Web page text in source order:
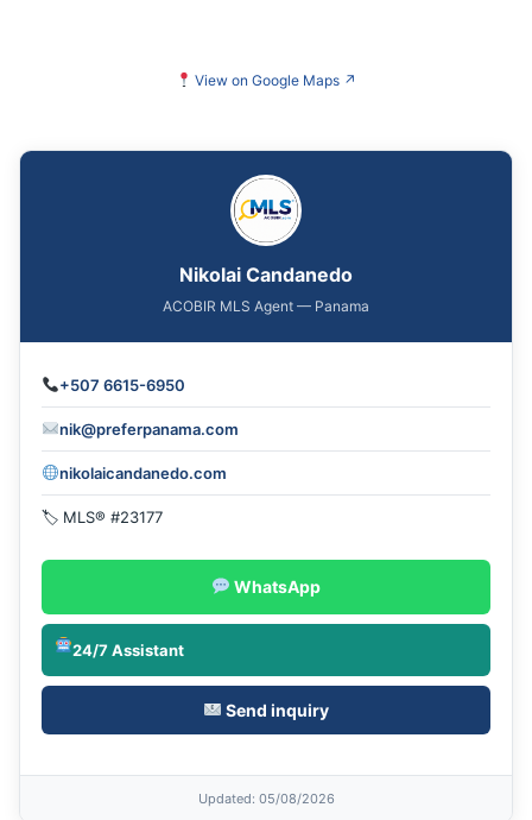
View on Google Maps ↗
Nikolai Candanedo
ACOBIR MLS Agent — Panama
+507 6615-6950
nik@preferpanama.com
nikolaicandanedo.com
🏷 MLS® #23177
WhatsApp
24/7 Assistant
Send inquiry
Updated: 05/08/2026